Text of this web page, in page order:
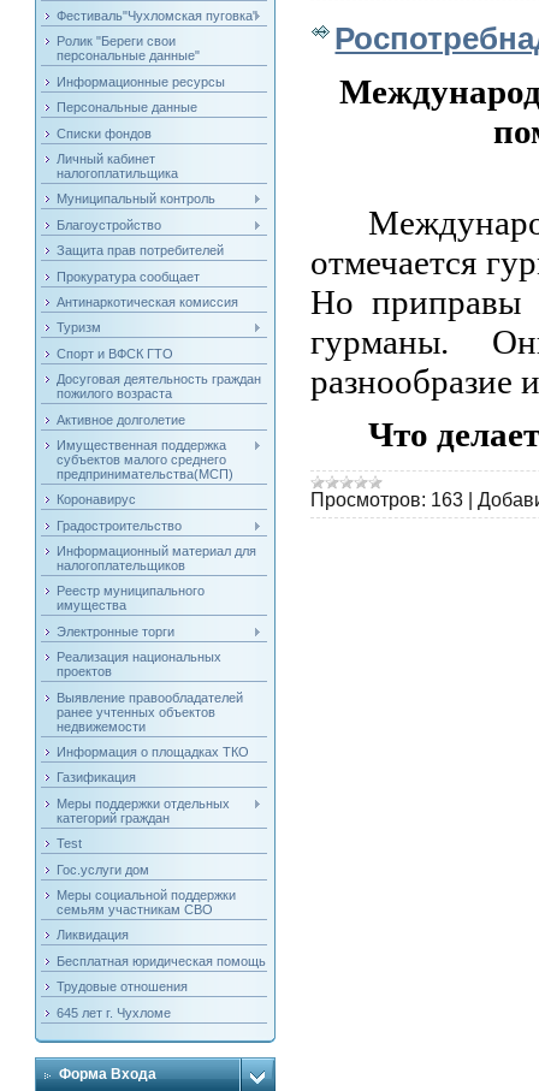
Фестиваль"Чухломская пуговка"
Ролик "Береги свои
персональные данные"
Информационные ресурсы
Персональные данные
Списки фондов
Личный кабинет
налогоплатильщика
Муниципальный контроль
Благоустройство
Защита прав потребителей
Прокуратура сообщает
Антинаркотическая комиссия
Туризм
Спорт и ВФСК ГТО
Досуговая деятельность граждан
пожилого возраста
Активное долголетие
Имущественная поддержка
субъектов малого среднего
предпринимательства(МСП)
Коронавирус
Градостроительство
Информационный материал для
налогоплательщиков
Реестр муниципального
имущества
Электронные торги
Реализация национальных
проектов
Выявление правообладателей
ранее учтенных объектов
недвижемости
Информация о площадках ТКО
Газификация
Меры поддержки отдельных
категорий граждан
Test
Гос.услуги дом
Меры социальной поддержки
семьям участникам СВО
Ликвидация
Бесплатная юридическая помощь
Трудовые отношения
645 лет г. Чухломе
Форма Входа
отмечается
Но приправы
гурманы.
Что
Просмотров: 163 |